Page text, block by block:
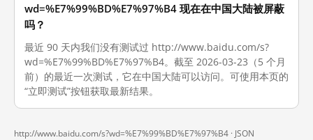
wd=%E7%99%BD%E7%97%B4 现在在中国大陆被屏蔽
吗？
最近 90 天内我们没有测试过 http://www.baidu.com/s?
wd=%E7%99%BD%E7%97%B4。截至 2026-03-23（5 个月
前）的最近一次测试，它在中国大陆可以访问。可使用本页的
“立即测试”按钮获取最新结果。
http://www.baidu.com/s?wd=%E7%99%BD%E7%97%B4 · JSON